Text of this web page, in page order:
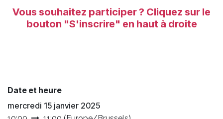
Vous ​souhaitez participer ? Cliquez sur le
bouton "S'inscrire" en haut à droite
Date et heure
mercredi 15 janvier 2025